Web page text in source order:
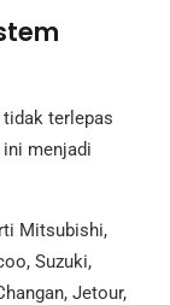
tidak terlepas
menjadi
Mitsubishi,
Suzuki,
Jetour,